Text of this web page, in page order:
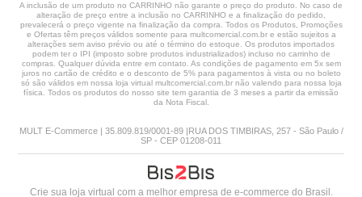
A inclusão de um produto no CARRINHO não garante o preço do produto. No caso de
alteração de preço entre a inclusão no CARRINHO e a finalização do pedido,
prevalecerá o preço vigente na finalização da compra. Todos os Produtos, Promoções
e Ofertas têm preços válidos somente para multcomercial.com.br e estão sujeitos a
alterações sem aviso prévio ou até o término do estoque. Os produtos importados
podem ter o IPI (imposto sobre produtos industrializados) incluso no carrinho de
compras. Qualquer dúvida entre em contato. As condições de pagamento em 5x sem
juros no cartão de crédito e o desconto de 5% para pagamentos à vista ou no boleto
só são válidos em nossa loja virtual multcomercial.com.br não valendo para nossa loja
física. Todos os produtos do nosso site tem garantia de 3 meses a partir da emissão
da Nota Fiscal.
MULT E-Commerce | 35.809.819/0001-89 |RUA DOS TIMBIRAS, 257 - São Paulo /
SP - CEP 01208-011
Crie sua loja virtual com a melhor empresa de e-commerce do Brasil.